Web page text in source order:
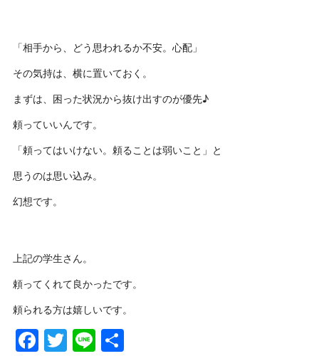
「相手から、どう思われるか不安。心配」
その気持は、横に置いておく。
まずは、困った状況から抜け出すのが優先♪
頼っていいんです。
「頼ってはいけない。頼ることは弱いこと」と
思うのは思い込み。
幻想です。
上記の学生さん。
頼ってくれて良かったです。
頼られる方は嬉しいです。
Facebook
Twitter
Line共